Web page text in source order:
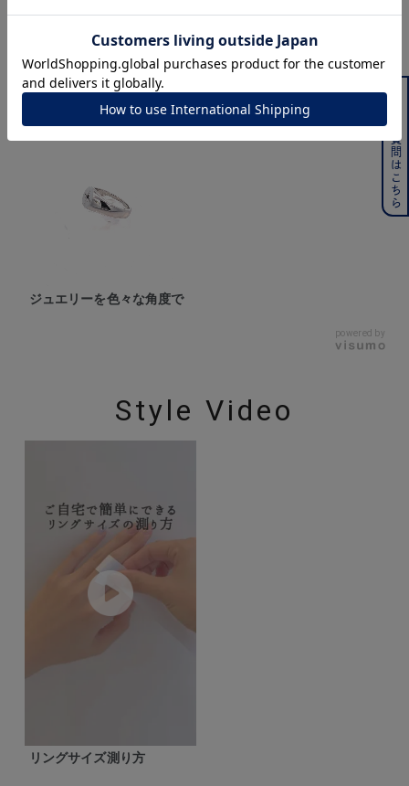
360° Product Viewer
ジュエリーを色々な角度で
powered by
Style Video
リングサイズ測り方
よくある質問はこちら